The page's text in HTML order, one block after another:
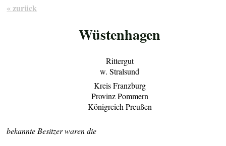
« zurück
Wüstenhagen
Rittergut
w. Stralsund
Kreis Franzburg
Provinz Pommern
Königreich Preußen
bekannte Besitzer waren die